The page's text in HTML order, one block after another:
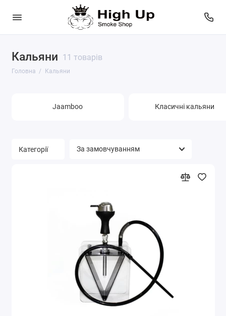
Кальяни 11 товарів
Головна Кальяни
Jaamboo
Jaamboo Класичні кальяни
Категорії